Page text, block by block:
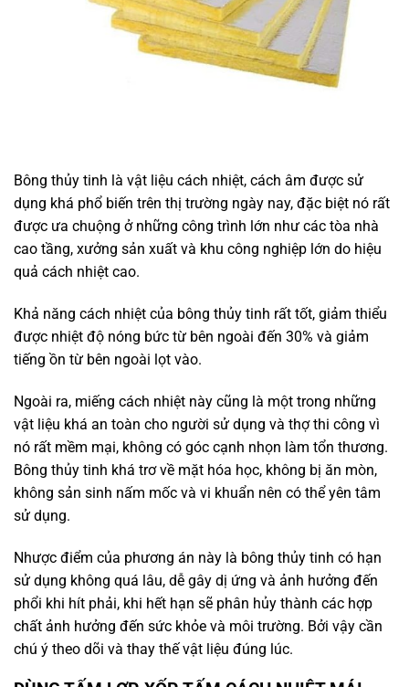
Bông thủy tinh là vật liệu cách nhiệt, cách âm được sử
dụng khá phổ biến trên thị trường ngày nay, đặc biệt nó rất
được ưa chuộng ở những công trình lớn như các tòa nhà
cao tầng, xưởng sản xuất và khu công nghiệp lớn do hiệu
quả cách nhiệt cao.
Khả năng cách nhiệt của bông thủy tinh rất tốt, giảm thiểu
được nhiệt độ nóng bức từ bên ngoài đến 30% và giảm
tiếng ồn từ bên ngoài lọt vào.
Ngoài ra, miếng cách nhiệt này cũng là một trong những
vật liệu khá an toàn cho người sử dụng và thợ thi công vì
nó rất mềm mại, không có góc cạnh nhọn làm tổn thương.
Bông thủy tinh khá trơ về mặt hóa học, không bị ăn mòn,
không sản sinh nấm mốc và vi khuẩn nên có thể yên tâm
sử dụng.
Nhược điểm của phương án này là bông thủy tinh có hạn
sử dụng không quá lâu, dễ gây dị ứng và ảnh hưởng đến
phổi khi hít phải, khi hết hạn sẽ phân hủy thành các hợp
chất ảnh hưởng đến sức khỏe và môi trường. Bởi vậy cần
chú ý theo dõi và thay thế vật liệu đúng lúc.